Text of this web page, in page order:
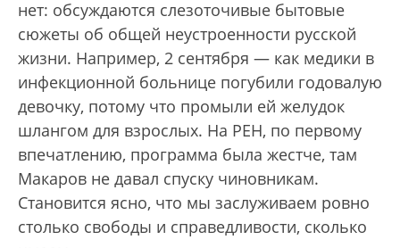
нет: обсуждаются слезоточивые бытовые
сюжеты об общей неустроенности русской
жизни. Например, 2 сентября — как медики в
инфекционной больнице погубили годовалую
девочку, потому что промыли ей желудок
шлангом для взрослых. На РЕН, по первому
впечатлению, программа была жестче, там
Макаров не давал спуску чиновникам.
Становится ясно, что мы заслуживаем ровно
столько свободы и справедливости, сколько